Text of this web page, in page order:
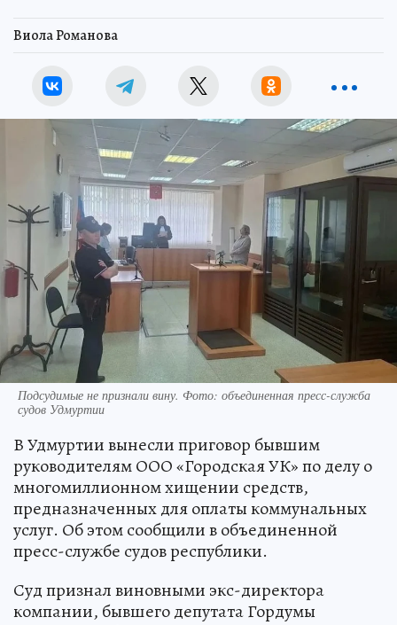
Виола Романова
Подсудимые не признали вину. Фото: объединенная пресс-служба
судов Удмуртии
В Удмуртии вынесли приговор бывшим
руководителям ООО «Городская УК» по делу о
многомиллионном хищении средств,
предназначенных для оплаты коммунальных
услуг. Об этом сообщили в объединенной
пресс-службе судов республики.
Суд признал виновными экс-директора
компании, бывшего депутата Гордумы